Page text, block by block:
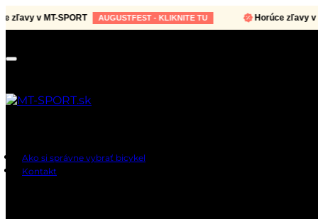
v MT-SPORT AUGUSTFEST - KLIKNITE TU Horúce zľavy v MT-
Ako si správne vybrať bicykel
Kontakt